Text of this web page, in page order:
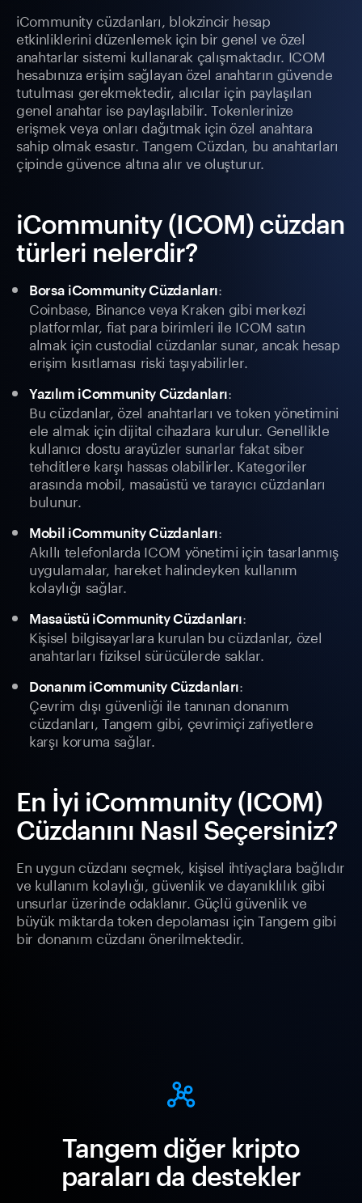
iCommunity cüzdanları, blokzincir hesap
etkinliklerini düzenlemek için bir genel ve özel
anahtarlar sistemi kullanarak çalışmaktadır. ICOM
hesabınıza erişim sağlayan özel anahtarın güvende
tutulması gerekmektedir, alıcılar için paylaşılan
genel anahtar ise paylaşılabilir. Tokenlerinize
erişmek veya onları dağıtmak için özel anahtara
sahip olmak esastır. Tangem Cüzdan, bu anahtarları
çipinde güvence altına alır ve oluşturur.
iCommunity (ICOM) cüzdan
türleri nelerdir?
Borsa iCommunity Cüzdanları:
Coinbase, Binance veya Kraken gibi merkezi
platformlar, fiat para birimleri ile ICOM satın
almak için custodial cüzdanlar sunar, ancak hesap
erişim kısıtlaması riski taşıyabilirler.
Yazılım iCommunity Cüzdanları:
Bu cüzdanlar, özel anahtarları ve token yönetimini
ele almak için dijital cihazlara kurulur. Genellikle
kullanıcı dostu arayüzler sunarlar fakat siber
tehditlere karşı hassas olabilirler. Kategoriler
arasında mobil, masaüstü ve tarayıcı cüzdanları
bulunur.
Mobil iCommunity Cüzdanları:
Akıllı telefonlarda ICOM yönetimi için tasarlanmış
uygulamalar, hareket halindeyken kullanım
kolaylığı sağlar.
Masaüstü iCommunity Cüzdanları:
Kişisel bilgisayarlara kurulan bu cüzdanlar, özel
anahtarları fiziksel sürücülerde saklar.
Donanım iCommunity Cüzdanları:
Çevrim dışı güvenliği ile tanınan donanım
cüzdanları, Tangem gibi, çevrimiçi zafiyetlere
karşı koruma sağlar.
En İyi iCommunity (ICOM)
Cüzdanını Nasıl Seçersiniz?
En uygun cüzdanı seçmek, kişisel ihtiyaçlara bağlıdır
ve kullanım kolaylığı, güvenlik ve dayanıklılık gibi
unsurlar üzerinde odaklanır. Güçlü güvenlik ve
büyük miktarda token depolaması için Tangem gibi
bir donanım cüzdanı önerilmektedir.
Tangem diğer kripto
paraları da destekler